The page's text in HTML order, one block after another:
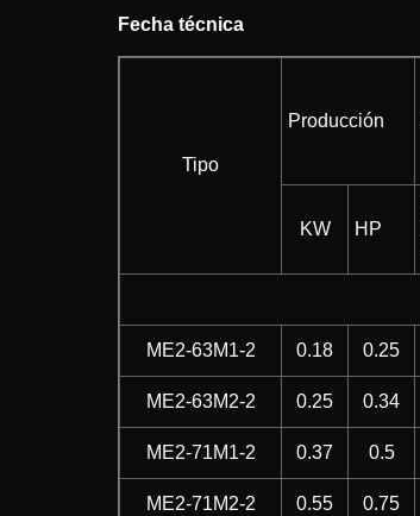
Fecha técnica
Tipo
Producción
KW HP
ME2-63M1-2 0.18 0.25
ME2-63M2-2 0.25 0.34
ME2-71M1-2 0.37 0.5
ME2-71M2-2 0.55 0.75